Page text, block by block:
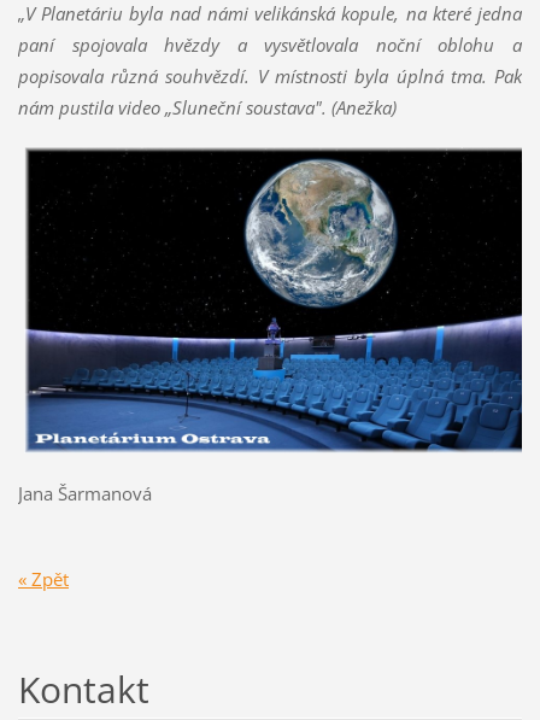
„V Planetáriu byla nad námi velikánská kopule, na které jedna
paní spojovala hvězdy a vysvětlovala noční oblohu a
popisovala různá souhvězdí. V místnosti byla úplná tma. Pak
nám pustila video „Sluneční soustava". (Anežka)
Jana Šarmanová
« Zpět
Kontakt